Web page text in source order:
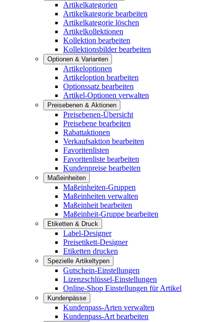
Artikelkategorien
Artikelkategorie bearbeiten
Artikelkategorie löschen
Artikelkollektionen
Kollektion bearbeiten
Kollektionsbilder bearbeiten
Optionen & Varianten
Artikeloptionen
Artikeloption bearbeiten
Optionssatz bearbeiten
Artikel-Optionen verwalten
Preisebenen & Aktionen
Preisebenen-Übersicht
Preisebene bearbeiten
Rabattaktionen
Verkaufsaktion bearbeiten
Favoritenlisten
Favoritenliste bearbeiten
Kundenpreise bearbeiten
Maßeinheiten
Maßeinheiten-Gruppen
Maßeinheiten verwalten
Maßeinheit bearbeiten
Maßeinheit-Gruppe bearbeiten
Etiketten & Druck
Label-Designer
Preisetikett-Designer
Etiketten drucken
Spezielle Artikeltypen
Gutschein-Einstellungen
Lizenzschlüssel-Einstellungen
Online-Shop Einstellungen für Artikel
Kundenpässe
Kundenpass-Arten verwalten
Kundenpass-Art bearbeiten